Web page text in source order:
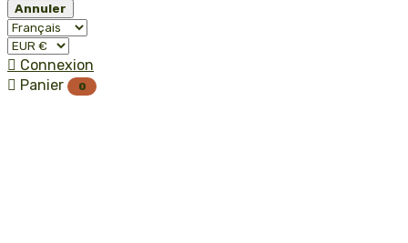
Annuler
 Connexion
 Panier 0